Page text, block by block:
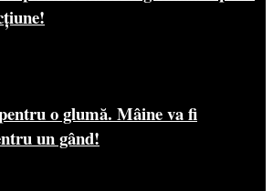
o glumă. Mâine va fi
un gând!